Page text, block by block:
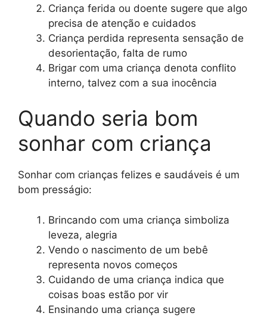
Criança ferida ou doente sugere que algo
precisa de atenção e cuidados
Criança perdida representa sensação de
desorientação, falta de rumo
Brigar com uma criança denota conflito
interno, talvez com a sua inocência
Quando seria bom
sonhar com criança
Sonhar com crianças felizes e saudáveis é um
bom presságio:
Brincando com uma criança simboliza
leveza, alegria
Vendo o nascimento de um bebê
representa novos começos
Cuidando de uma criança indica que
coisas boas estão por vir
Ensinando uma criança sugere